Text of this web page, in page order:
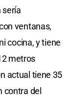
sería
ventanas,
cocina, y tiene
metros
actual tiene 35
contra del